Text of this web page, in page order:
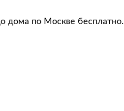
дома по Москве бесплатно.